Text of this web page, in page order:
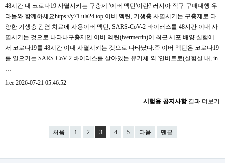
48시간 내 코로나19 사멸시키는 구충제 '이버 멕틴'이란? 러시아 직구 구매대행 우
라몰와 함께하세요https://y71.ula24.top 이버 멕틴, 기생충 사멸시키는 구충제로 다
양한 기생충 감염 치료에 사용이버 멕틴, SARS-CoV-2 바이러스를 48시간 이내 사
멸시키는 것으로 나타나구충제인 이버 멕틴(ivermectin)이 최근 세포 배양 실험에
서 코로나19를 48시간 이내 사멸시키는 것으로 나타났다.즉 이버 멕틴은 코로나19
를 일으키는 SARS-CoV-2 바이러스를 살아있는 유기체 외 '인비트로(실험실 내, in
…
free 2026-07-21 05:46:52
시험용 공지사항결과 더보기
처음 1 2 3 4 5 다음 맨끝